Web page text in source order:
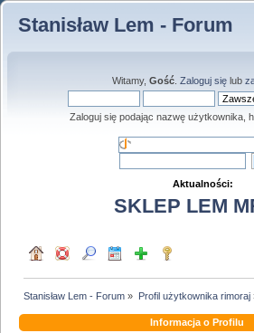
Stanisław Lem - Forum
Witamy, Gość. Zaloguj sięlub
Zaloguj się podając nazwę użytkownika,
Aktualności:
SKLEP LEM
Stanisław Lem - Forum » Profil użytkownika rimoraj
Informacja o Profilu